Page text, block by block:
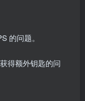
的问题。
得额外钥匙的问